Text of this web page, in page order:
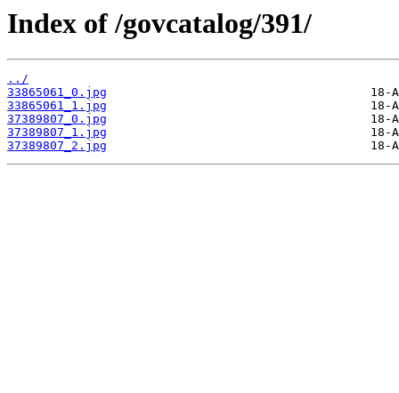
Index of /govcatalog/391/
../
33865061_0.jpg
33865061_1.jpg
37389807_0.jpg
37389807_1.jpg
37389807_2.jpg